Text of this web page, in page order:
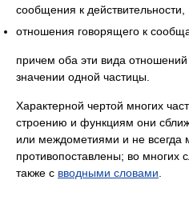
сообщения к действительности,
отношения говорящего к
причем оба эти вида
значении одной частицы.
Характерной чертой многих
строению и функциям они
или междометиями и не всегда
противопоставлены; во многих
также с вводными словами